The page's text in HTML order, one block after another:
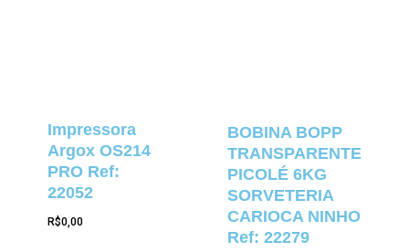
Impressora
Argox OS214
PRO Ref:
22052
R$0,00
BOBINA BOPP
TRANSPARENTE
PICOLÉ 6KG
SORVETERIA
CARIOCA NINHO
Ref: 22279